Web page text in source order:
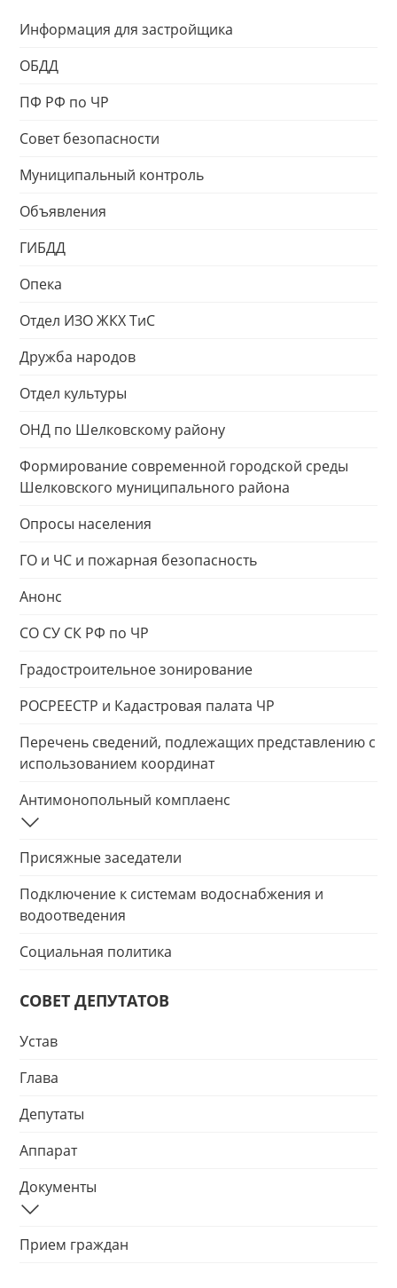
Информация для застройщика
ОБДД
ПФ РФ по ЧР
Совет безопасности
Муниципальный контроль
Объявления
ГИБДД
Опека
Отдел ИЗО ЖКХ ТиС
Дружба народов
Отдел культуры
ОНД по Шелковскому району
Формирование современной городской среды
Шелковского муниципального района
Опросы населения
ГО и ЧС и пожарная безопасность
Анонс
СО СУ СК РФ по ЧР
Градостроительное зонирование
РОСРЕЕСТР и Кадастровая палата ЧР
Перечень сведений, подлежащих представлению с
использованием координат
Антимонопольный комплаенс
Присяжные заседатели
Подключение к системам водоснабжения и
водоотведения
Социальная политика
СОВЕТ ДЕПУТАТОВ
Устав
Глава
Депутаты
Аппарат
Документы
Прием граждан